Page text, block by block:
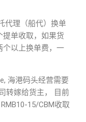
代理（船代）换单
提单收取，如果货
个以上换单费，一
海港码头经营需要
转嫁给货主， 目前
RMB10-15/CBM收取